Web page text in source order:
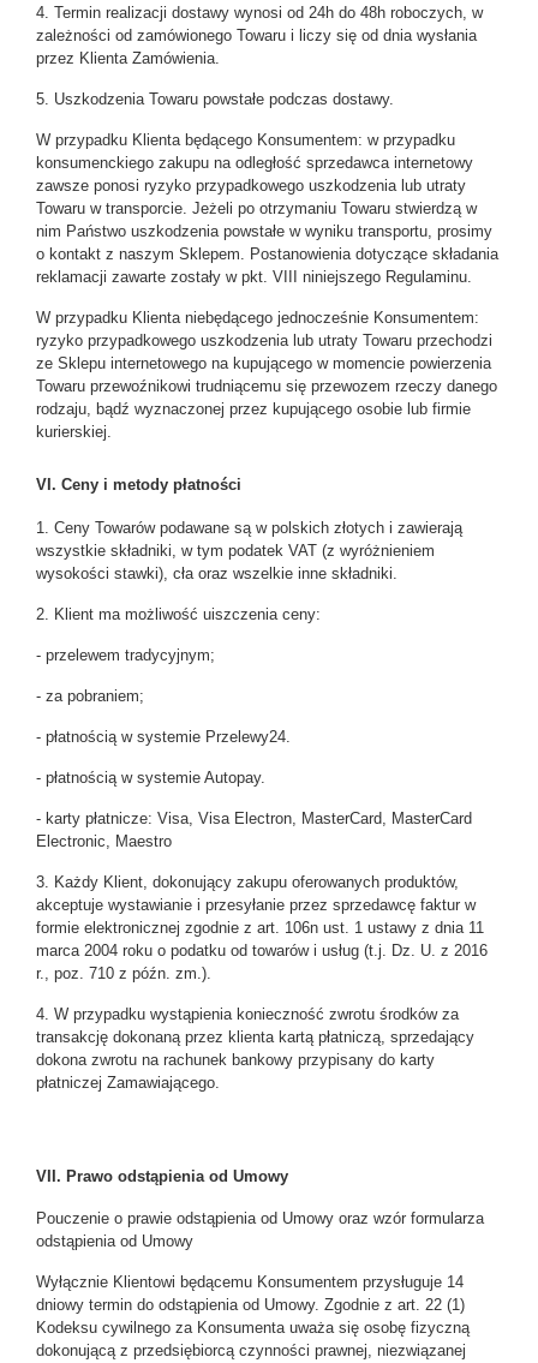
4. Termin realizacji dostawy wynosi od 24h do 48h roboczych, w
zależności od zamówionego Towaru i liczy się od dnia wysłania
przez Klienta Zamówienia.
5. Uszkodzenia Towaru powstałe podczas dostawy.
W przypadku Klienta będącego Konsumentem: w przypadku
konsumenckiego zakupu na odległość sprzedawca internetowy
zawsze ponosi ryzyko przypadkowego uszkodzenia lub utraty
Towaru w transporcie. Jeżeli po otrzymaniu Towaru stwierdzą w
nim Państwo uszkodzenia powstałe w wyniku transportu, prosimy
o kontakt z naszym Sklepem. Postanowienia dotyczące składania
reklamacji zawarte zostały w pkt. VIII niniejszego Regulaminu.
W przypadku Klienta niebędącego jednocześnie Konsumentem:
ryzyko przypadkowego uszkodzenia lub utraty Towaru przechodzi
ze Sklepu internetowego na kupującego w momencie powierzenia
Towaru przewoźnikowi trudniącemu się przewozem rzeczy danego
rodzaju, bądź wyznaczonej przez kupującego osobie lub firmie
kurierskiej.
VI. Ceny i metody płatności
1. Ceny Towarów podawane są w polskich złotych i zawierają
wszystkie składniki, w tym podatek VAT (z wyróżnieniem
wysokości stawki), cła oraz wszelkie inne składniki.
2. Klient ma możliwość uiszczenia ceny:
- przelewem tradycyjnym;
- za pobraniem;
- płatnością w systemie Przelewy24.
- płatnością w systemie Autopay.
- karty płatnicze: Visa, Visa Electron, MasterCard, MasterCard
Electronic, Maestro
3. Każdy Klient, dokonujący zakupu oferowanych produktów,
akceptuje wystawianie i przesyłanie przez sprzedawcę faktur w
formie elektronicznej zgodnie z art. 106n ust. 1 ustawy z dnia 11
marca 2004 roku o podatku od towarów i usług (t.j. Dz. U. z 2016
r., poz. 710 z późn. zm.).
4. W przypadku wystąpienia konieczność zwrotu środków za
transakcję dokonaną przez klienta kartą płatniczą, sprzedający
dokona zwrotu na rachunek bankowy przypisany do karty
płatniczej Zamawiającego.
VII. Prawo odstąpienia od Umowy
Pouczenie o prawie odstąpienia od Umowy oraz wzór formularza
odstąpienia od Umowy
Wyłącznie Klientowi będącemu Konsumentem przysługuje 14
dniowy termin do odstąpienia od Umowy. Zgodnie z art. 22 (1)
Kodeksu cywilnego za Konsumenta uważa się osobę fizyczną
dokonującą z przedsiębiorcą czynności prawnej, niezwiązanej